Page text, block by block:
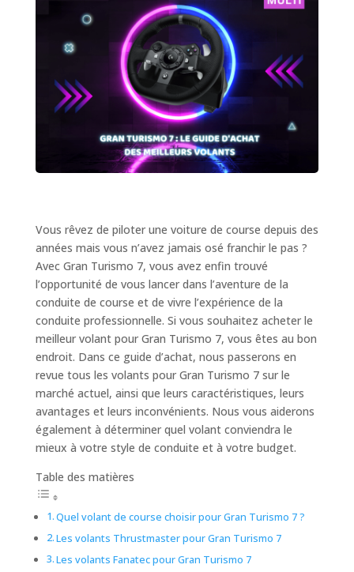
Vous rêvez de piloter une voiture de course depuis des
années mais vous n’avez jamais osé franchir le pas ?
Avec Gran Turismo 7, vous avez enfin trouvé
l’opportunité de vous lancer dans l’aventure de la
conduite de course et de vivre l’expérience de la
conduite professionnelle. Si vous souhaitez acheter le
meilleur volant pour Gran Turismo 7, vous êtes au bon
endroit. Dans ce guide d’achat, nous passerons en
revue tous les volants pour Gran Turismo 7 sur le
marché actuel, ainsi que leurs caractéristiques, leurs
avantages et leurs inconvénients. Nous vous aiderons
également à déterminer quel volant conviendra le
mieux à votre style de conduite et à votre budget.
Table des matières
Quel volant de course choisir pour Gran Turismo 7 ?
Les volants Thrustmaster pour Gran Turismo 7
Les volants Fanatec pour Gran Turismo 7